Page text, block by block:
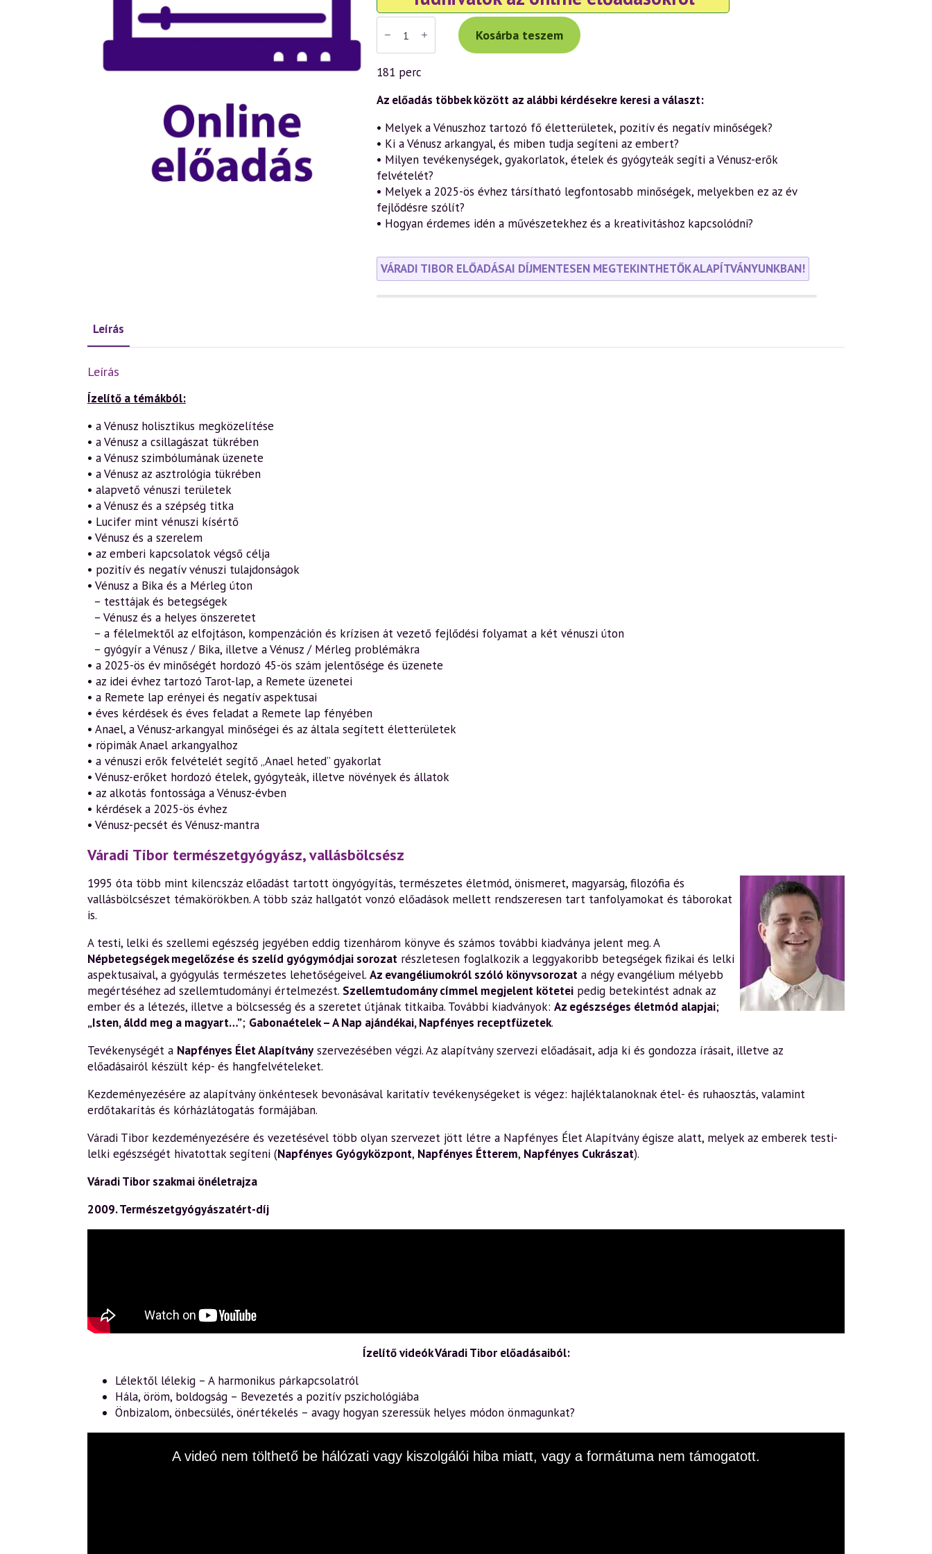
Váradi
Tibor
ISMÉTLŐ
előadás
(1030)
—
Vénusz
az
önismeret,
a
gyógyítás,
az
asztrológia
és
szellemtudomány
fényében
(2025.02.08.)
Kosárba teszem
181 perc
Az előadás többek között az alábbi kérdésekre keresi a választ:
• Melyek a Vénuszhoz tartozó fő életterületek, pozitív és negatív minőségek?
• Ki a Vénusz arkangyal, és miben tudja segíteni az embert?
• Milyen tevékenységek, gyakorlatok, ételek és gyógyteák segíti a Vénusz-erők
felvételét?
• Melyek a 2025-ös évhez társítható legfontosabb minőségek, melyekben ez az év
fejlődésre szólít?
• Hogyan érdemes idén a művészetekhez és a kreativitáshoz kapcsolódni?
VÁRADI TIBOR ELŐADÁSAI DÍJMENTESEN MEGTEKINTHETŐK ALAPÍTVÁNYUNKBAN!
Leírás
Leírás
Ízelítő a témákból:
• a Vénusz holisztikus megközelítése
• a Vénusz a csillagászat tükrében
• a Vénusz szimbólumának üzenete
• a Vénusz az asztrológia tükrében
• alapvető vénuszi területek
• a Vénusz és a szépség titka
• Lucifer mint vénuszi kísértő
• Vénusz és a szerelem
• az emberi kapcsolatok végső célja
• pozitív és negatív vénuszi tulajdonságok
• Vénusz a Bika és a Mérleg úton
– testtájak és betegségek
– Vénusz és a helyes önszeretet
– a félelmektől az elfojtáson, kompenzáción és krízisen át vezető fejlődési folyamat a két vénuszi úton
– gyógyír a Vénusz / Bika, illetve a Vénusz / Mérleg problémákra
• a 2025-ös év minőségét hordozó 45-ös szám jelentősége és üzenete
• az idei évhez tartozó Tarot-lap, a Remete üzenetei
• a Remete lap erényei és negatív aspektusai
• éves kérdések és éves feladat a Remete lap fényében
• Anael, a Vénusz-arkangyal minőségei és az általa segített életterületek
• röpimák Anael arkangyalhoz
• a vénuszi erők felvételét segítő „Anael heted” gyakorlat
• Vénusz-erőket hordozó ételek, gyógyteák, illetve növények és állatok
• az alkotás fontossága a Vénusz-évben
• kérdések a 2025-ös évhez
• Vénusz-pecsét és Vénusz-mantra
Váradi Tibor természetgyógyász, vallásbölcsész
1995 óta több mint kilencszáz előadást tartott öngyógyítás, természetes életmód, önismeret, magyarság, filozófia és
vallásbölcsészet témakörökben. A több száz hallgatót vonzó előadások mellett rendszeresen tart tanfolyamokat és táborokat
is.
A testi, lelki és szellemi egészség jegyében eddig tizenhárom könyve és számos további kiadványa jelent meg. A
Népbetegségek megelőzése és szelíd gyógymódjai sorozat részletesen foglalkozik a leggyakoribb betegségek fizikai és lelki
aspektusaival, a gyógyulás természetes lehetőségeivel. Az evangéliumokról szóló könyvsorozat a négy evangélium mélyebb
megértéséhez ad szellemtudományi értelmezést. Szellemtudomány címmel megjelent kötetei pedig betekintést adnak az
ember és a létezés, illetve a bölcsesség és a szeretet útjának titkaiba. További kiadványok: Az egészséges életmód alapjai;
„Isten, áldd meg a magyart…”; Gabonaételek – A Nap ajándékai,Napfényes receptfüzetek.
Tevékenységét a Napfényes Élet Alapítványszervezésében végzi. Az alapítvány szervezi előadásait, adja ki és gondozza írásait, illetve az
előadásairól készült kép- és hangfelvételeket.
Kezdeményezésére az alapítvány önkéntesek bevonásával karitatív tevékenységeket is végez: hajléktalanoknak étel- és ruhaosztás, valamint
erdőtakarítás és kórházlátogatás formájában.
Váradi Tibor kezdeményezésére és vezetésével több olyan szervezet jött létre a Napfényes Élet Alapítvány égisze alatt, melyek az emberek testi-
lelki egészségét hivatottak segíteni (Napfényes Gyógyközpont, Napfényes Étterem, Napfényes Cukrászat).
Váradi Tibor szakmai önéletrajza
2009. Természetgyógyászatért-díj
Ízelítő videók Váradi Tibor előadásaiból:
Lélektől lélekig – A harmonikus párkapcsolatról
Hála, öröm, boldogság – Bevezetés a pozitív pszichológiába
Önbizalom, önbecsülés, önértékelés – avagy hogyan szeressük helyes módon önmagunkat?
A videó nem tölthető be hálózati vagy kiszolgálói hiba miatt, vagy a formátuma nem támogatott.